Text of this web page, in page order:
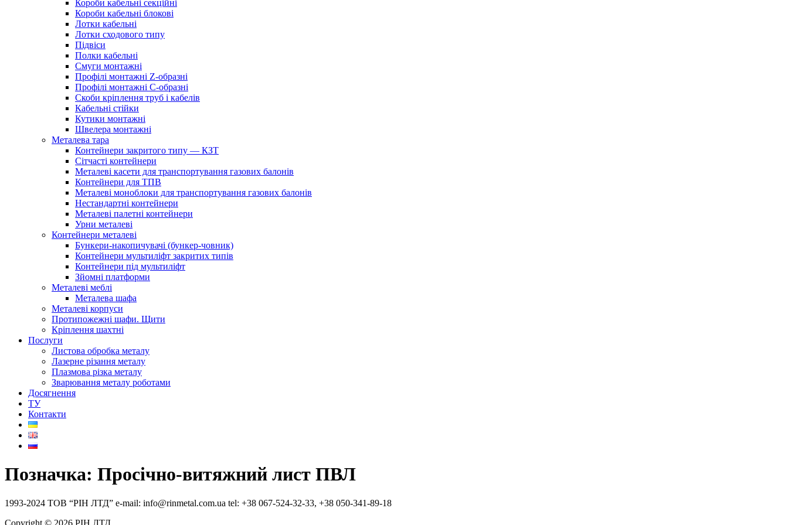
Короби кабельні секційні
Короби кабельні блокові
Лотки кабельні
Лотки сходового типу
Підвіси
Полки кабельні
Смуги монтажні
Профілі монтажні Z-образні
Профілі монтажні С-образні
Скоби кріплення труб і кабелів
Кабельні стійки
Кутики монтажні
Швелера монтажні
Металева тара
Контейнери закритого типу — КЗТ
Сітчасті контейнери
Металеві касети для транспортування газових балонів
Контейнери для ТПВ
Металеві моноблоки для транспортування газових балонів
Нестандартні контейнери
Металеві палетні контейнери
Урни металеві
Контейнери металеві
Бункери-накопичувачі (бункер-човник)
Контейнери мультиліфт закритих типів
Контейнери під мультиліфт
Зйомні платформи
Металеві меблі
Металева шафа
Металеві корпуси
Протипожежні шафи. Щити
Кріплення шахтні
Послуги
Листова обробка металу
Лазерне різання металу
Плазмова різка металу
Зварювання металу роботами
Досягнення
ТУ
Контакти
Позначка: Просічно-витяжний лист ПВЛ
1993-2024 ТОВ “РІН ЛТД” e-mail: info@rinmetal.com.ua tel: +38 067-524-32-33, +38 050-341-89-18
Copyright © 2026 РІН ЛТД